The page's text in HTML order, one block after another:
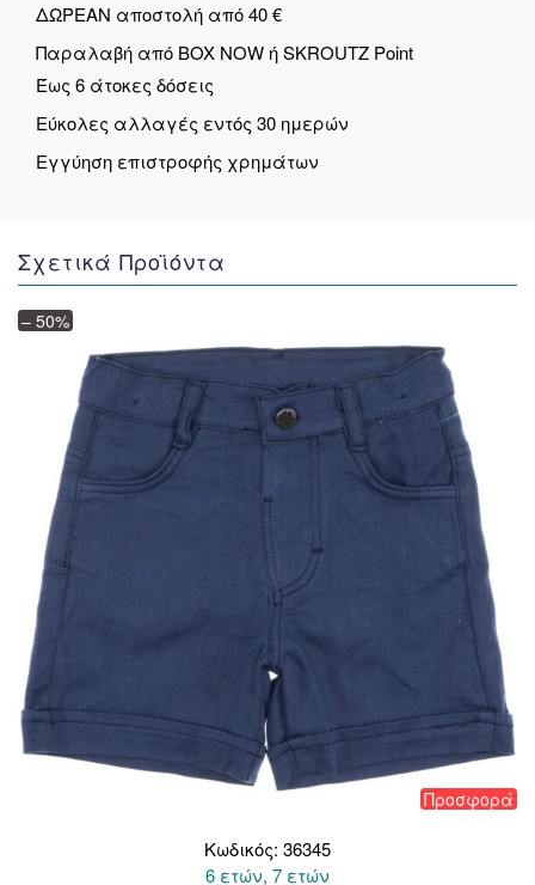
ΔΩΡΕΑΝ αποστολή από 40 €
Παραλαβή από BOX NOW ή SKROUTZ Point
Έως 6 άτοκες δόσεις
Εύκολες αλλαγές εντός 30 ημερών
Εγγύηση επιστροφής χρημάτων
Σχετικά Προϊόντα
– 50%
Προσφορά
Κωδικός: 36345
6 ετών, 7 ετών